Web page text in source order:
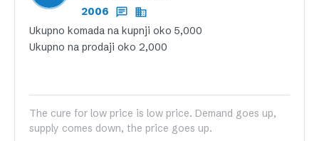
2006
Ukupno komada na kupnji oko 5,000
Ukupno na prodaji oko 2,000
The cure for low price is low price. Demand goes up,
supply comes down, the price goes up.